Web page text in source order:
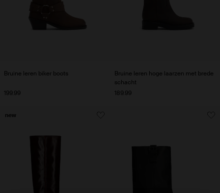
Bruine leren biker boots
199.99
Bruine leren hoge laarzen met brede
schacht
189.99
new